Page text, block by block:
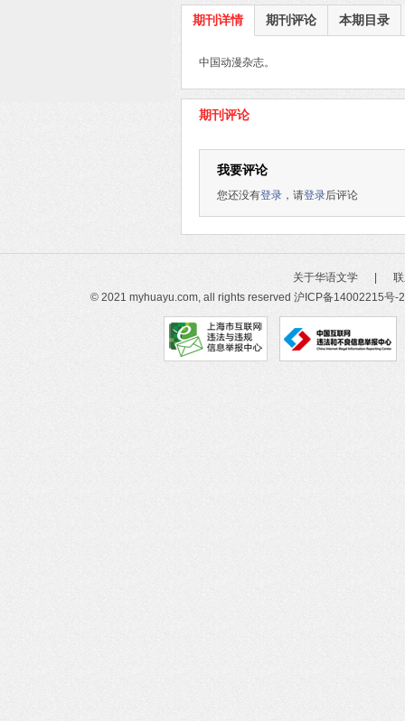
期刊详情 期刊评论 本期目录
中国动漫杂志。
期刊评论
我要评论
您还没有登录 ，请登录后评论
关于华语文学
© 2021 myhuayu.com, all rights reserved 沪ICP备14002215号-2